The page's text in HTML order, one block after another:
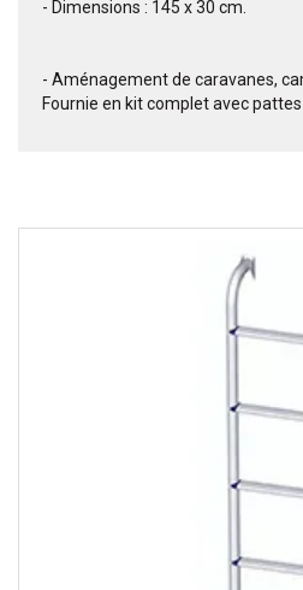
- Dimensions : 145 x 30 cm.
- Aménagement de caravanes,
Fournie en kit complet avec